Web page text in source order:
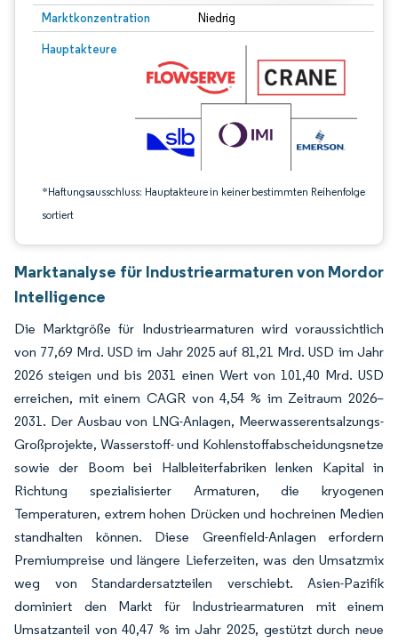
Marktkonzentration Niedrig
Hauptakteure
*Haftungsausschluss: Hauptakteure in keiner bestimmten Reihenfolge
sortiert
Bild © Mordor Intelligence. Wiederverwendung erfordert Namensnennung
Marktanalyse für Industriearmaturen von Mordor
Intelligence
Die Marktgröße für Industriearmaturen wird voraussichtlich
von 77,69 Mrd. USD im Jahr 2025 auf 81,21 Mrd. USD im Jahr
2026 steigen und bis 2031 einen Wert von 101,40 Mrd. USD
erreichen, mit einem CAGR von 4,54 % im Zeitraum 2026–
2031. Der Ausbau von LNG-Anlagen, Meerwasserentsalzungs-
Großprojekte, Wasserstoff- und Kohlenstoffabscheidungsnetze
sowie der Boom bei Halbleiterfabriken lenken Kapital in
Richtung spezialisierter Armaturen, die kryogenen
Temperaturen, extrem hohen Drücken und hochreinen Medien
standhalten können. Diese Greenfield-Anlagen erfordern
Premiumpreise und längere Lieferzeiten, was den Umsatzmix
weg von Standardersatzteilen verschiebt. Asien-Pazifik
dominiert den Markt für Industriearmaturen mit einem
Umsatzanteil von 40,47 % im Jahr 2025, gestützt durch neue